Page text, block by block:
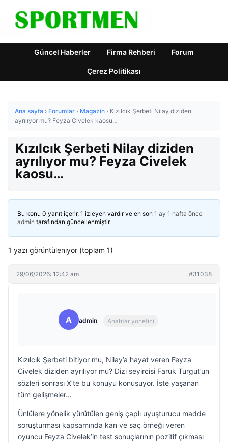
Güncel Haberler Firma Rehberi Forum
Çerez Politikası
Ana sayfa › Forumlar › Magazin › Kızılcık Şerbeti Nilay diziden
ayrılıyor mu? Feyza Civelek kaosu…
Kızılcık Şerbeti Nilay diziden
ayrılıyor mu? Feyza Civelek
kaosu…
Bu konu 0 yanıt içerir, 1 izleyen vardır ve en son 1 ay 1 hafta önce
admin tarafından güncellenmiştir.
1 yazı görüntüleniyor (toplam 1)
29/06/2026: 12:42 am #31038
A admin Anahtar yönetici
Kızılcık Şerbeti bitiyor mu, Nilay’a hayat veren Feyza
Civelek diziden ayrılıyor mu? Dizi seyircisi Faruk Turgut’un
sözleri sonrası X’te bu konuyu konuşuyor. İşte yaşanan
tüm gelişmeler…
Ünlülere yönelik yürütülen geniş çaplı uyuşturucu madde
soruşturması kapsamında kan ve saç örneği veren
oyuncu Feyza Civelek’in test sonuçlarının pozitif çıkması